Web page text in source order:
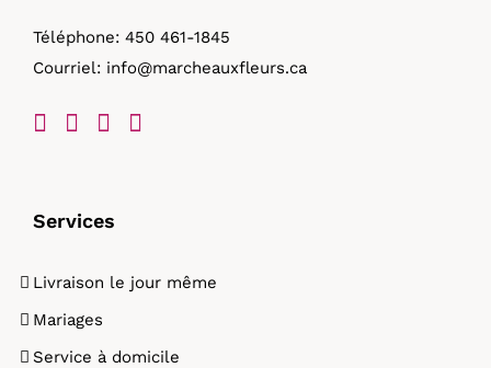
produit
Téléphone: 450 461-1845
Courriel: info@marcheauxfleurs.ca
Services
Livraison le jour même
Mariages
Service à domicile